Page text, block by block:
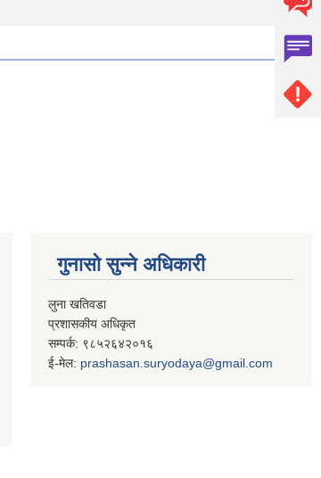
गुनासो सुन्ने अधिकारी
लुना खतिवडा
प्रशासकीय अधिकृत
सम्पर्क: ९८५२६४२०१६
ई-मेल: prashasan.suryodaya@gmail.com